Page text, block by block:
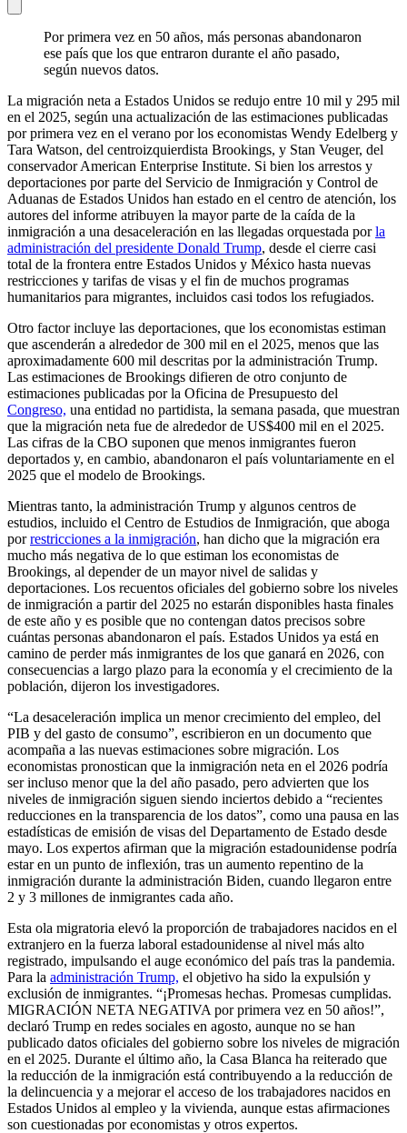
Por primera vez en 50 años, más personas abandonaron
ese país que los que entraron durante el año pasado,
según nuevos datos.
La migración neta a Estados Unidos se redujo entre 10 mil y 295 mil
en el 2025, según una actualización de las estimaciones publicadas
por primera vez en el verano por los economistas Wendy Edelberg y
Tara Watson, del centroizquierdista Brookings, y Stan Veuger, del
conservador American Enterprise Institute. Si bien los arrestos y
deportaciones por parte del Servicio de Inmigración y Control de
Aduanas de Estados Unidos han estado en el centro de atención, los
autores del informe atribuyen la mayor parte de la caída de la
inmigración a una desaceleración en las llegadas orquestada porla
administración del presidente Donald Trump, desde el cierre casi
total de la frontera entre Estados Unidos y México hasta nuevas
restricciones y tarifas de visas y el fin de muchos programas
humanitarios para migrantes, incluidos casi todos los refugiados.
Otro factor incluye las deportaciones, que los economistas estiman
que ascenderán a alrededor de 300 mil en el 2025, menos que las
aproximadamente 600 mil descritas por la administración Trump.
Las estimaciones de Brookings difieren de otro conjunto de
estimaciones publicadas por la Oficina de Presupuesto del
Congreso, una entidad no partidista, la semana pasada, que muestran
que la migración neta fue de alrededor de US$400 mil en el 2025.
Las cifras de la CBO suponen que menos inmigrantes fueron
deportados y, en cambio, abandonaron el país voluntariamente en el
2025 que el modelo de Brookings.
Mientras tanto, la administración Trump y algunos centros de
estudios, incluido el Centro de Estudios de Inmigración, que aboga
porrestricciones a la inmigración, han dicho que la migración era
mucho más negativa de lo que estiman los economistas de
Brookings, al depender de un mayor nivel de salidas y
deportaciones. Los recuentos oficiales del gobierno sobre los niveles
de inmigración a partir del 2025 no estarán disponibles hasta finales
de este año y es posible que no contengan datos precisos sobre
cuántas personas abandonaron el país. Estados Unidos ya está en
camino de perder más inmigrantes de los que ganará en 2026, con
consecuencias a largo plazo para la economía y el crecimiento de la
población, dijeron los investigadores.
“La desaceleración implica un menor crecimiento del empleo, del
PIB y del gasto de consumo”, escribieron en un documento que
acompaña a las nuevas estimaciones sobre migración. Los
economistas pronostican que la inmigración neta en el 2026 podría
ser incluso menor que la del año pasado, pero advierten que los
niveles de inmigración siguen siendo inciertos debido a “recientes
reducciones en la transparencia de los datos”, como una pausa en las
estadísticas de emisión de visas del Departamento de Estado desde
mayo. Los expertos afirman que la migración estadounidense podría
estar en un punto de inflexión, tras un aumento repentino de la
inmigración durante la administración Biden, cuando llegaron entre
2 y 3 millones de inmigrantes cada año.
Esta ola migratoria elevó la proporción de trabajadores nacidos en el
extranjero en la fuerza laboral estadounidense al nivel más alto
registrado, impulsando el auge económico del país tras la pandemia.
Para la administración Trump, el objetivo ha sido la expulsión y
exclusión de inmigrantes. “¡Promesas hechas. Promesas cumplidas.
MIGRACIÓN NETA NEGATIVA por primera vez en 50 años!”,
declaró Trump en redes sociales en agosto, aunque no se han
publicado datos oficiales del gobierno sobre los niveles de migración
en el 2025. Durante el último año, la Casa Blanca ha reiterado que
la reducción de la inmigración está contribuyendo a la reducción de
la delincuencia y a mejorar el acceso de los trabajadores nacidos en
Estados Unidos al empleo y la vivienda, aunque estas afirmaciones
son cuestionadas por economistas y otros expertos.